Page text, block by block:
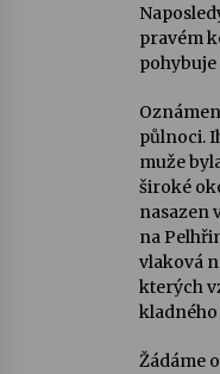
pravém
půlnoci.
muže
široké
nasazen
na
vlaková
kterých
kladného
Žádáme